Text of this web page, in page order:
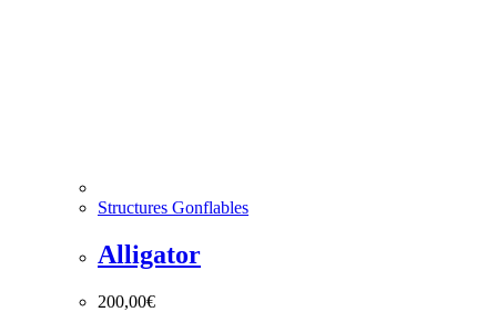
Structures Gonflables
Alligator
200,00€